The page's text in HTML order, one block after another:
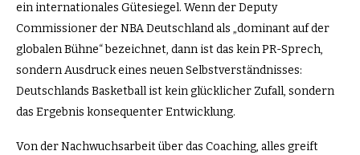
ein internationales Gütesiegel. Wenn der Deputy
Commissioner der NBA Deutschland als „dominant auf der
globalen Bühne“ bezeichnet, dann ist das kein PR-Sprech,
sondern Ausdruck eines neuen Selbstverständnisses:
Deutschlands Basketball ist kein glücklicher Zufall, sondern
das Ergebnis konsequenter Entwicklung.
Von der Nachwuchsarbeit über das Coaching, alles greift